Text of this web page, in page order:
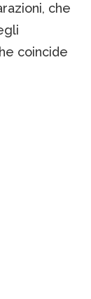
che
coincide